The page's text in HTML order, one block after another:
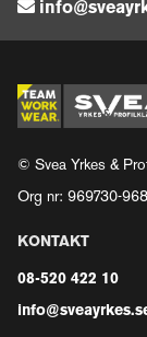
© Svea Yrkes &
Org nr: 969730-968
KONTAKT
08-520 422 10